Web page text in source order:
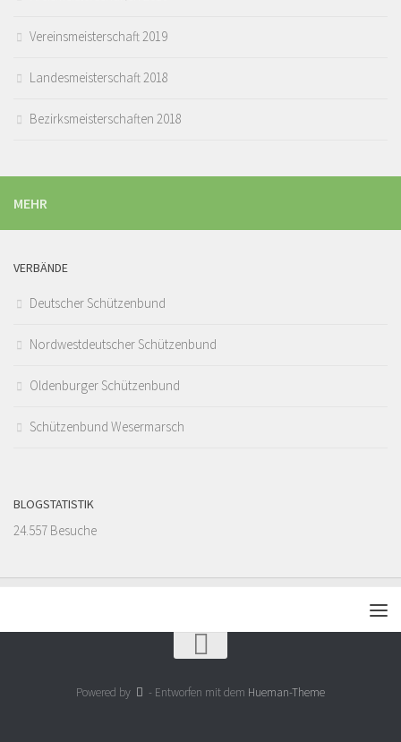
Vereinsmeisterschaft 2019
Landesmeisterschaft 2018
Bezirksmeisterschaften 2018
MEHR
VERBÄNDE
Deutscher Schützenbund
Nordwestdeutscher Schützenbund
Oldenburger Schützenbund
Schützenbund Wesermarsch
BLOGSTATISTIK
24.557 Besuche
Powered by - Entworfen mit dem Hueman-Theme